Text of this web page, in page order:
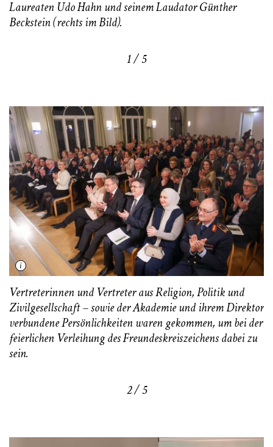
Laureaten Udo Hahn und seinem Laudator Günther
Beckstein (rechts im Bild).
1 / 5
Vertreterinnen und Vertreter aus Religion, Politik und
Zivilgesellschaft – sowie der Akademie und ihrem Direktor
verbundene Persönlichkeiten waren gekommen, um bei der
feierlichen Verleihung des Freundeskreiszeichens dabei zu
sein.
2 / 5